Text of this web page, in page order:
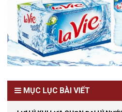
MỤC LỤC BÀI VIẾT